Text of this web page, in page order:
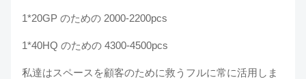
1*20GP のための 2000-2200pcs
1*40HQ のための 4300-4500pcs
私達はスペースを顧客のために救うフルに常に活用しま